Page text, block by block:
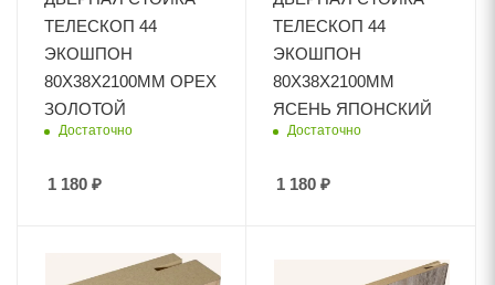
ТЕЛЕСКОП 44
ЭКОШПОН
80Х38Х2100ММ ОРЕХ
ЗОЛОТОЙ
Достаточно
1 180 ₽
ТЕЛЕСКОП 44
ЭКОШПОН
80Х38Х2100ММ
ЯСЕНЬ ЯПОНСКИЙ
Достаточно
1 180 ₽